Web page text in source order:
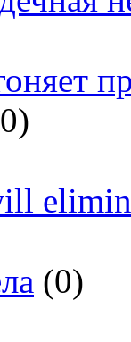
(0)